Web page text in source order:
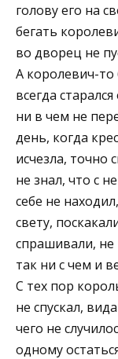
голову его на
бегать
во дворец не
А королевич-
всегда
ни в чем не
день, когда
исчезла, точно
не знал, что с
себе не
свету,
спрашивали, не
так ни с чем и
С тех пор
не спускал,
чего не
одному